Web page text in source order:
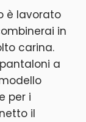
è lavorato
in
carina.
a
per i
il